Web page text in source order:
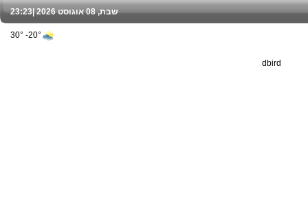
dbird
23:23 שבת, 08 אוגוסט 2026 |
20°- 30°